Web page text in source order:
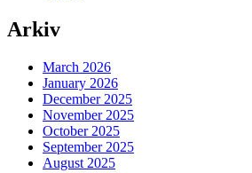
Arkiv
March 2026
January 2026
December 2025
November 2025
October 2025
September 2025
August 2025